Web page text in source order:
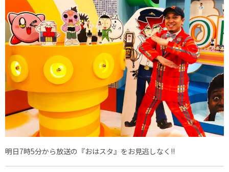
明日7時5分から放送の『おはスタ』をお見逃しなく!!